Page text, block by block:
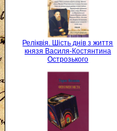
Реліквія. Шість днів з життя
князя Василя-Костянтина
Острозького